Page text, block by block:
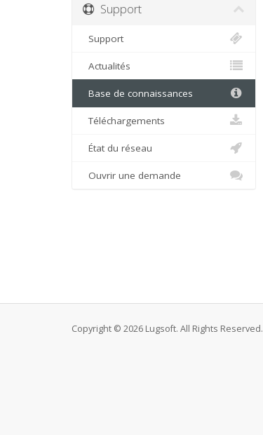
Support
Support
Actualités
Base de connaissances
Téléchargements
État du réseau
Ouvrir une demande
Copyright © 2026 Lugsoft. All Rights Reserved.